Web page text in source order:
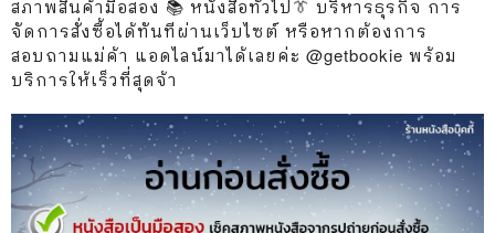
สภาพสินค้ามือสอง 📚 หนังสือทั่วไป👔 บริหารธุรกิจ การ
จัดการสั่งซื้อได้ทันทีผ่านเว็บไซต์ หรือหากต้องการ
สอบถามแม่ค้า แอดไลน์มาได้เลยค่ะ @getbookie พร้อม
บริการให้เร็วที่สุดจ้า